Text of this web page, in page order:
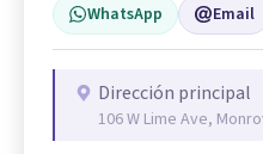
WhatsApp Email
Dirección principal
106 W Lime Ave,